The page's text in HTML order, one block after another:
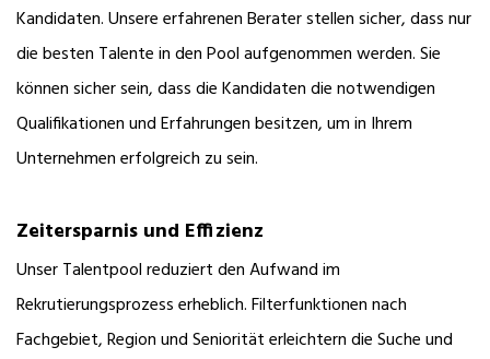
Kandidaten. Unsere erfahrenen Berater stellen sicher, dass nur
die besten Talente in den Pool aufgenommen werden. Sie
können sicher sein, dass die Kandidaten die notwendigen
Qualifikationen und Erfahrungen besitzen, um in Ihrem
Unternehmen erfolgreich zu sein.
Zeitersparnis und Effizienz
Unser Talentpool reduziert den Aufwand im
Rekrutierungsprozess erheblich. Filterfunktionen nach
Fachgebiet, Region und Seniorität erleichtern die Suche und